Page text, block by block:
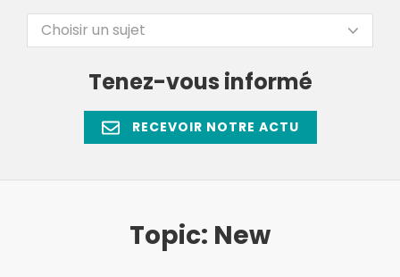
Choisir un sujet
Tenez-vous informé
RECEVOIR NOTRE ACTU
Topic: New